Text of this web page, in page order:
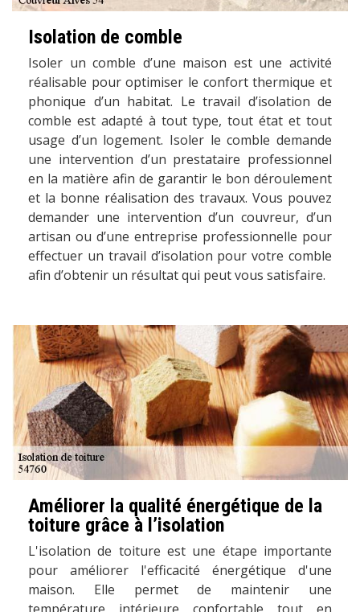
Isolation de comble
Isoler un comble d’une maison est une activité
réalisable pour optimiser le confort thermique et
phonique d’un habitat. Le travail d’isolation de
comble est adapté à tout type, tout état et tout
usage d’un logement. Isoler le comble demande
une intervention d’un prestataire professionnel
en la matière afin de garantir le bon déroulement
et la bonne réalisation des travaux. Vous pouvez
demander une intervention d’un couvreur, d’un
artisan ou d’une entreprise professionnelle pour
effectuer un travail d’isolation pour votre comble
afin d’obtenir un résultat qui peut vous satisfaire.
Améliorer la qualité énergétique de la
toiture grâce à l’isolation
L'isolation de toiture est une étape importante
pour améliorer l'efficacité énergétique d'une
maison. Elle permet de maintenir une